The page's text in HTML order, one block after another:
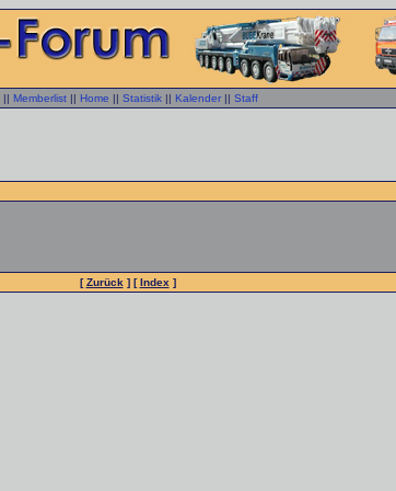
|| Memberlist || Home || Statistik || Kalender || Staff
[Zurück ] [Index ]